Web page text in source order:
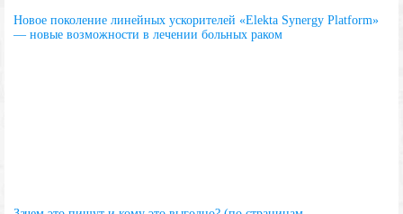
Новое поколение линейных ускорителей «Elekta Synergy Platform»
— новые возможности в лечении больных раком